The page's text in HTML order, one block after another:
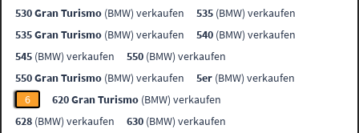
530 Gran Turismo (BMW) verkaufen 535 (BMW) verkaufen
535 Gran Turismo (BMW) verkaufen 540 (BMW) verkaufen
545 (BMW) verkaufen 550 (BMW) verkaufen
550 Gran Turismo (BMW) verkaufen 5er (BMW) verkaufen
6
620 Gran Turismo (BMW) verkaufen
628 (BMW) verkaufen 630 (BMW) verkaufen